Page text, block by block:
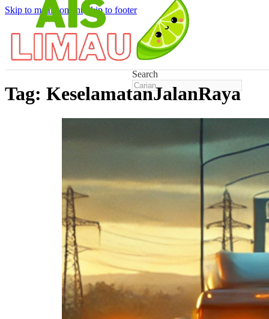
Skip to main content Skip to footer
Search
Tag: KeselamatanJalanRaya